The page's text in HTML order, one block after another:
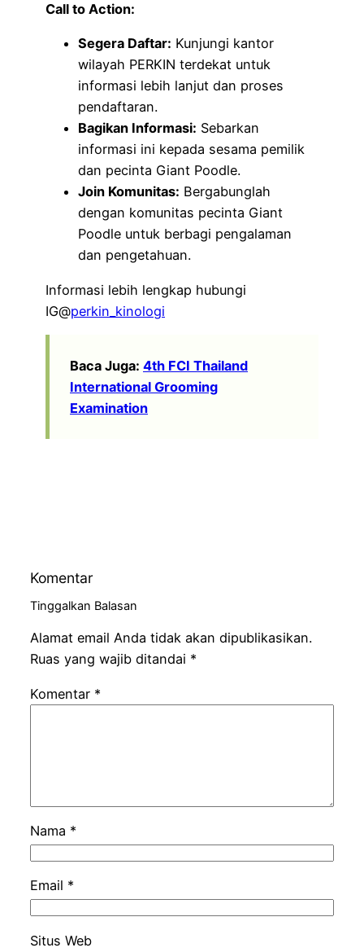
Call to Action:
Segera Daftar: Kunjungi kantor
wilayah PERKIN terdekat untuk
informasi lebih lanjut dan proses
pendaftaran.
Bagikan Informasi: Sebarkan
informasi ini kepada sesama pemilik
dan pecinta Giant Poodle.
Join Komunitas: Bergabunglah
dengan komunitas pecinta Giant
Poodle untuk berbagi pengalaman
dan pengetahuan.
Informasi lebih lengkap hubungi
IG@perkin_kinologi
Baca Juga: 4th FCI Thailand
International Grooming
Examination
Komentar
Tinggalkan Balasan
Alamat email Anda tidak akan dipublikasikan.
Ruas yang wajib ditandai *
Komentar *
Nama *
Email *
Situs Web